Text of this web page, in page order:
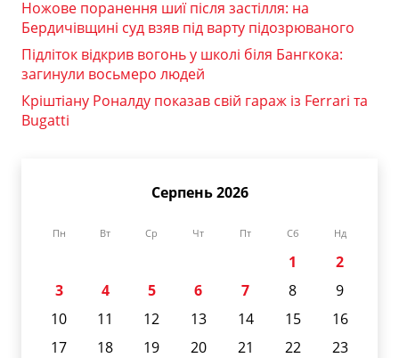
Ножове поранення шиї після застілля: на
Бердичівщині суд взяв під варту підозрюваного
Підліток відкрив вогонь у школі біля Бангкока:
загинули восьмеро людей
Кріштіану Роналду показав свій гараж із Ferrari та
Bugatti
Серпень 2026
Пн Вт Ср Чт Пт Сб Нд
1
2
3
4 5 6 7 8
9
10
11 12 13 14 15
16
17
18 19 20 21 22
23